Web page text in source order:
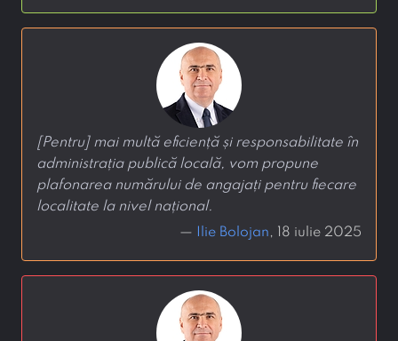
[Pentru] mai multă eficiență și responsabilitate în
administrația publică locală, vom propune
plafonarea numărului de angajați pentru fiecare
localitate la nivel național.
—
Ilie Bolojan, 18 iulie 2025